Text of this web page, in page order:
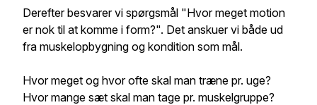
Derefter besvarer vi spørgsmål "Hvor meget motion
er nok til at komme i form?". Det anskuer vi både ud
fra muskelopbygning og kondition som mål.
Hvor meget og hvor ofte skal man træne pr. uge?
Hvor mange sæt skal man tage pr. muskelgruppe?